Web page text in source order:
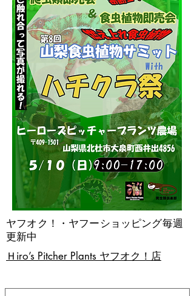
​Ｈiro’s Pitcher Plants ヤフオク！店
ヤフオク！・ヤフーショッピング毎週
更新中